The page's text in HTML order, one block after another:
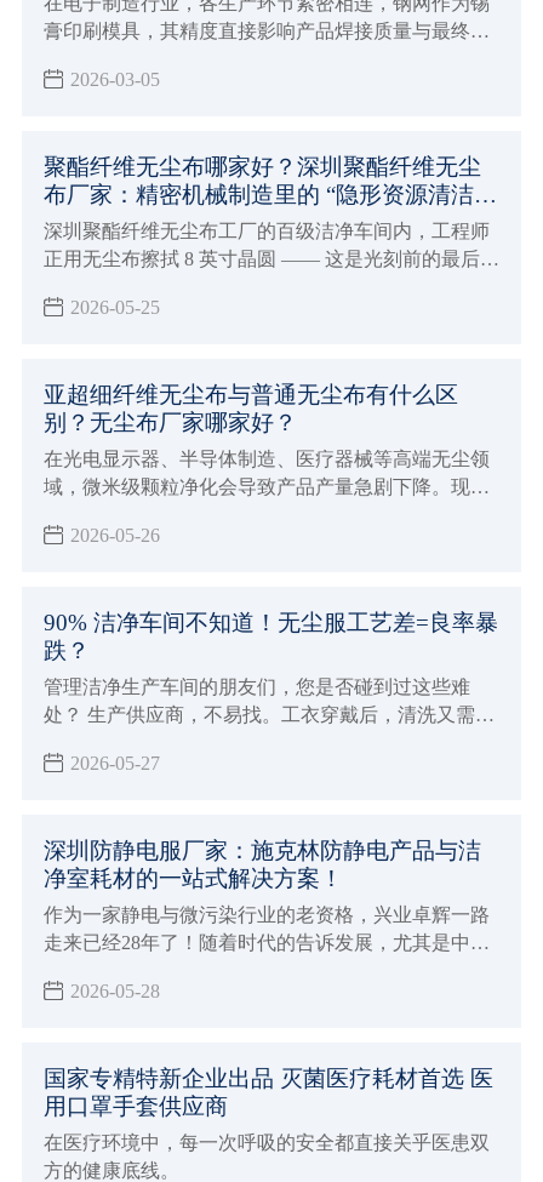
膏印刷模具，其精度直接影响产品焊接质量与最终良
2026-03-05
聚酯纤维无尘布哪家好？深圳聚酯纤维无尘
布厂家：精密机械制造里的 “隐形资源清洁安
全卫士”！
深圳聚酯纤维无尘布工厂的百级洁净车间内，工程师
正用无尘布擦拭 8 英寸晶圆 —— 这是光刻前的最后清
直接归零。
2026-05-25
亚超细纤维无尘布与普通无尘布有什么区
别？无尘布厂家哪家好？
在光电显示器、半导体制造、医疗器械等高端无尘领
域，微米级颗粒净化会导致产品产量急剧下降。现在
布的采购是一个大难题！那么下面深圳兴业卓辉告诉
2026-05-26
90% 洁净车间不知道！无尘服工艺差=良率暴
跌？
管理洁净生产车间的朋友们，您是否碰到过这些难
处？ 生产供应商，不易找。工衣穿戴后，清洗又需另
尘服的需求，早不是局限在穿工衣、换工衣、洗工衣
2026-05-27
深圳防静电服厂家：施克林防静电产品与洁
净室耗材的一站式解决方案！
作为一家静电与微污染行业的老资格，兴业卓辉一路
走来已经28年了！随着时代的告诉发展，尤其是中国
决定了半导体、系能源、生物医药等高端制造领域会
2026-05-28
国家专精特新企业出品 灭菌医疗耗材首选 医
用口罩手套供应商
在医疗环境中，每一次呼吸的安全都直接关乎医患双
方的健康底线。